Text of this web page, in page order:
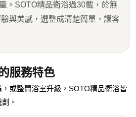
。SOTO精品衛浴過30載，於無
與美感，選整成清楚簡單，讓客
服務特色
或整間浴室升級，SOTO精品衛浴皆
。